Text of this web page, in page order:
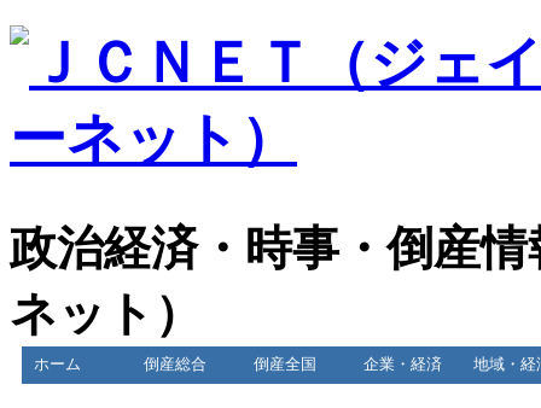
政治経済・時事・倒産
ネット）
ホーム 倒産総合 倒産全国 企業・経済 地域・経